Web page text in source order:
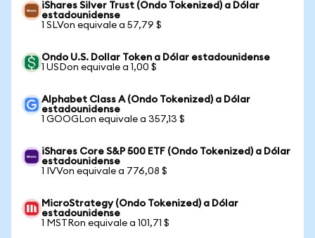
iShares Silver Trust (Ondo Tokenized) a Dólar
estadounidense
1 SLVon equivale a 57,79 $
Ondo U.S. Dollar Token a Dólar estadounidense
1 USDon equivale a 1,00 $
Alphabet Class A (Ondo Tokenized) a Dólar
estadounidense
1 GOOGLon equivale a 357,13 $
iShares Core S&P 500 ETF (Ondo Tokenized) a Dólar
estadounidense
1 IVVon equivale a 776,08 $
MicroStrategy (Ondo Tokenized) a Dólar
estadounidense
1 MSTRon equivale a 101,71 $